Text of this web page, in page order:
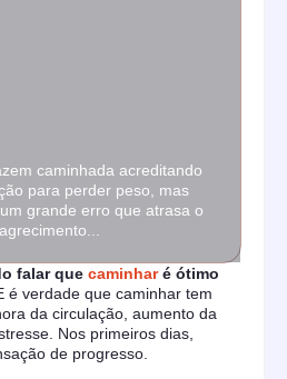
caminhada acreditando
para perder peso, mas
grande erro que atrasa o
falar que caminharé ótimo
é verdade que caminhar tem
da circulação, aumento da
Nos primeiros dias,
de progresso.